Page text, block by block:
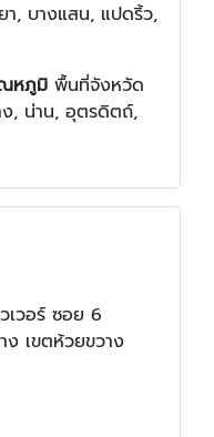
, บางแสน, แปดริ้ว,
หภูมิ พื้นที่จังหวัด
ง, น่าน, อุตรดิตถ์,
เวอร์ ซอย 6
ง เขตห้วยขวาง